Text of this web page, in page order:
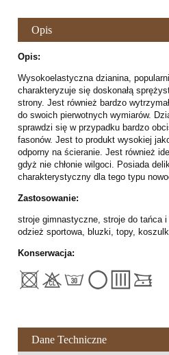
Opis
Opis:
Wysokoelastyczna dzianina,
charakteryzuje się doskonałą
strony. Jest również bardzo
do swoich pierwotnych wymiarów.
sprawdzi się w przypadku bardzo
fasonów. Jest to produkt wysokiej
odporny na ścieranie. Jest również
gdyż nie chłonie wilgoci. Posiada
charakterystyczny dla tego typu
Zastosowanie:
stroje gimnastyczne, stroje do tańca i
odzież sportowa, bluzki, topy,
Konserwacja:
Dane Techniczne